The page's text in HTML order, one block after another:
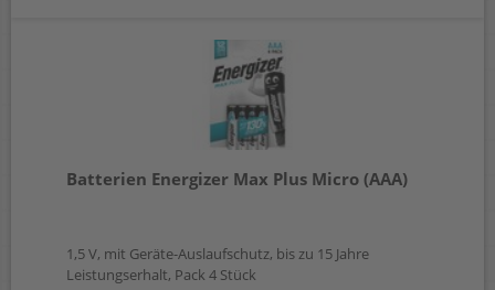
Batterien Energizer Max Plus Micro (AAA)
1,5 V, mit Geräte-Auslaufschutz, bis zu 15 Jahre
Leistungserhalt, Pack 4 Stück